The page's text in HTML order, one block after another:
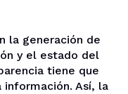
la generación de
y el estado del
tiene que
Así, la